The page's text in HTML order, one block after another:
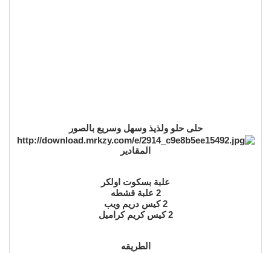
حلى حلو ولذيذ وسهل وسريع بالصور
المقادير
علبة بسكوت اولكر
2 علبة قشطه
2 كيس دريم ويب
2 كيس كريم كراميل
الطريقه